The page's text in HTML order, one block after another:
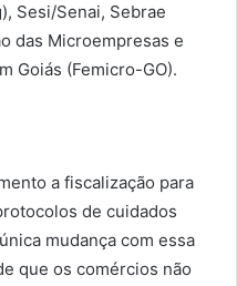
Sesi/Senai, Sebrae
das Microempresas e
Goiás (Femicro-GO).
a fiscalização para
de cuidados
mudança com essa
que os comércios não